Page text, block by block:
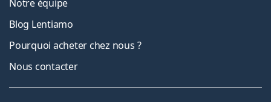
Notre équipe
Blog Lentiamo
Pourquoi acheter chez nous ?
Nous contacter